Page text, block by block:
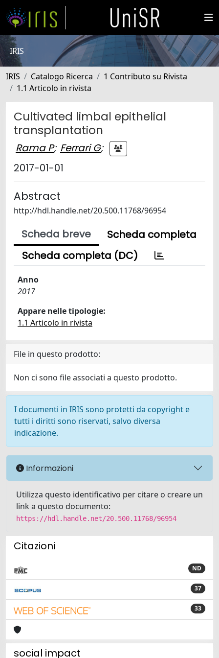
IRIS
IRIS Catalogo Ricerca
1 Contributo su Rivista
1.1 Articolo in rivista
Cultivated limbal epithelial
transplantation
Rama P; Ferrari G;
2017-01-01
Abstract
http://hdl.handle.net/20.500.11768/96954
Scheda breve
Scheda completa
Scheda completa (DC)
Anno
2017
Appare nelle tipologie:
1.1 Articolo in rivista
File in questo prodotto:
Non ci sono file associati a questo prodotto.
I documenti in IRIS sono protetti da copyright e
tutti i diritti sono riservati, salvo diversa
indicazione.
Informazioni
Utilizza questo identificativo per citare o creare un
link a questo documento:
https://hdl.handle.net/20.500.11768/96954
Citazioni
ND
37
33
social impact